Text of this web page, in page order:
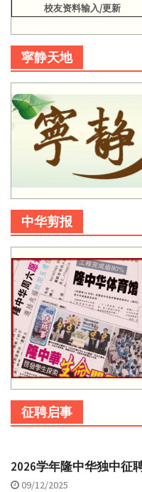
校友资料输入/更新
寜静天地
中华剪报
征聘启事
2026学年隆中华独中征
09/12/2025